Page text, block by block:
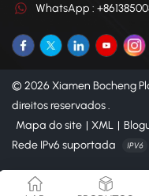
WhatsApp :
© 2026 Xiamen Bocheng
direitos reservados .
Mapa do site | XML |
Rede IPv6 suportada